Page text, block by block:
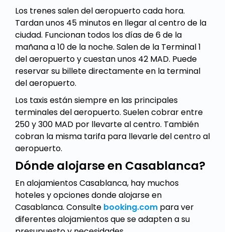
Los trenes salen del aeropuerto cada hora.
Tardan unos 45 minutos en llegar al centro de la
ciudad. Funcionan todos los días de 6 de la
mañana a 10 de la noche. Salen de la Terminal 1
del aeropuerto y cuestan unos 42 MAD. Puede
reservar su billete directamente en la terminal
del aeropuerto.
Los taxis están siempre en las principales
terminales del aeropuerto. Suelen cobrar entre
250 y 300 MAD por llevarte al centro. También
cobran la misma tarifa para llevarle del centro al
aeropuerto.
Dónde alojarse en Casablanca?
En alojamientos Casablanca, hay muchos
hoteles y opciones donde alojarse en
Casablanca. Consulte booking.com para ver
diferentes alojamientos que se adapten a su